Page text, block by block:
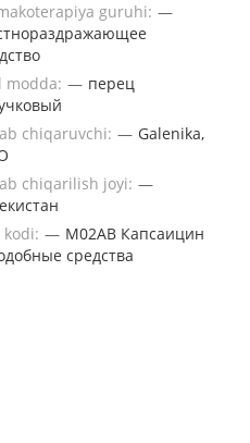
guruhi: —
modda: — перец
chiqaruvchi: — Galenika,
chiqarilish joyi: —
kodi: — M02AB Капсаицин
средства